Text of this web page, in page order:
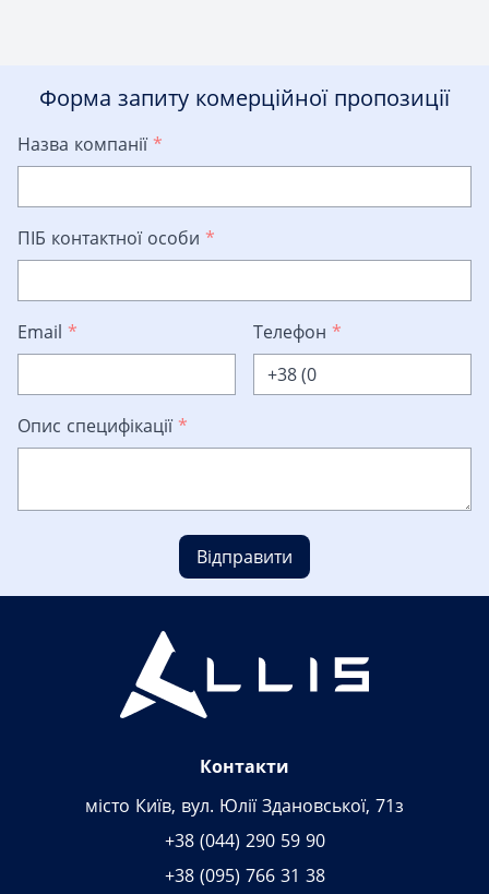
Контакти
місто Київ, вул. Юлії Здановської, 71з
+38 (044) 290 59 90
+38 (095) 766 31 38
Форма запиту комерційної пропозиції
Назва компанії *
ПІБ контактної особи *
Email * Телефон *
Опис специфікації *
Відправити